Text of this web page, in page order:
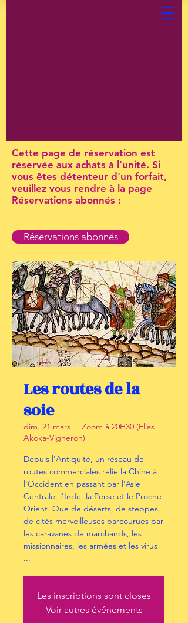
Cette page de réservation est
réservée aux achats à l'unité. Si
vous êtes détenteur d'un forfait,
veuillez vous rendre à la page
Réservations abonnés :
Réservations abonnés
Les routes de la
soie
dim. 21 mars
  |
Zoom à 20H30 (Elias
Akoka-Vigneron)
Depuis l'Antiquité, un réseau de
routes commerciales relie la Chine à
l'Occident en passant par l'Asie
Centrale, l'Inde, la Perse et le Proche-
Orient. Que de déserts, de steppes,
de cités merveilleuses parcourues par
les caravanes de marchands, les
missionnaires, les armées et les virus!
...
Les inscriptions sont closes
Voir autres événements